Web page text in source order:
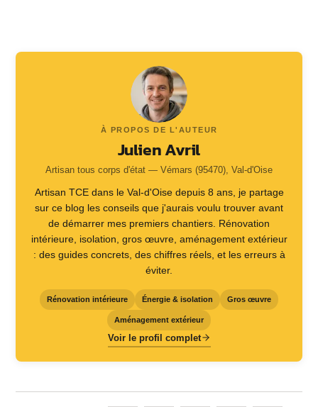
À PROPOS DE L'AUTEUR
Julien Avril
Artisan tous corps d'état — Vémars (95470), Val-d'Oise
Artisan TCE dans le Val-d'Oise depuis 8 ans, je partage
sur ce blog les conseils que j'aurais voulu trouver avant
de démarrer mes premiers chantiers. Rénovation
intérieure, isolation, gros œuvre, aménagement extérieur
: des guides concrets, des chiffres réels, et les erreurs à
éviter.
Rénovation intérieure Énergie & isolation Gros œuvre
Aménagement extérieur
Voir le profil complet